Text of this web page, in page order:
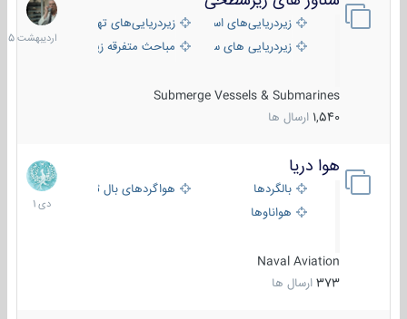
زیردریایی‌های استراتژیکزیردریایی‌های تهاجمی
زیردریایی های سبک
مباحث متفرقه زیرسطحی
Submerge Vessels & Submarines
1,540 ارسال ها
1405
هوا دریا
بالگردها
هواگردهای بال ثابت
هواناوها
Naval Aviation
373 ارسال ها
12
دی
1401